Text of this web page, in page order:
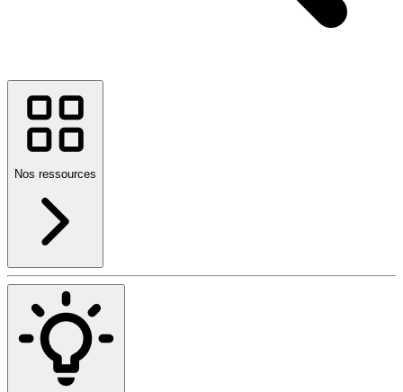
Nos ressources